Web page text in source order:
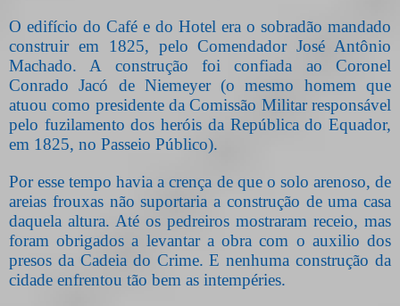
O edifício do Café e do Hotel era o sobradão mandado
construir em 1825, pelo Comendador José Antônio
Machado. A construção foi confiada ao Coronel
Conrado Jacó de Niemeyer (o mesmo homem que
atuou como presidente da Comissão Militar responsável
pelo fuzilamento dos heróis da República do Equador,
em 1825, no Passeio Público).
Por esse tempo havia a crença de que o solo arenoso, de
areias frouxas não suportaria a construção de uma casa
daquela altura. Até os pedreiros mostraram receio, mas
foram obrigados a levantar a obra com o auxilio dos
presos da Cadeia do Crime. E nenhuma construção da
cidade enfrentou tão bem as intempéries.